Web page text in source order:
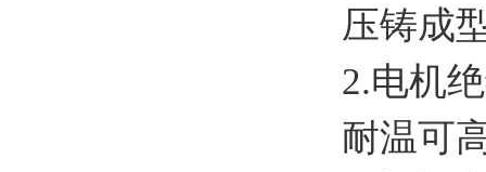
压铸成
2.电机
耐温可